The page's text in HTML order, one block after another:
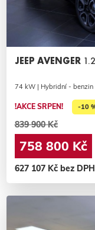
JEEP AVENGER
74 kW | Hybridní - benzin
!AKCE SRPEN! -10
839 900 Kč
758 800 Kč
627 107 Kč bez DPH